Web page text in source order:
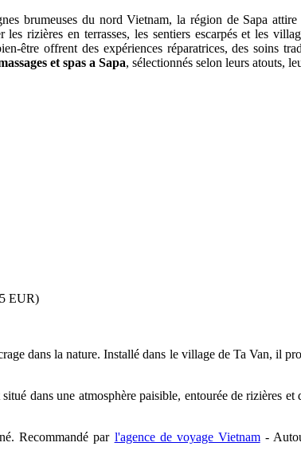
brumeuses du nord Vietnam, la région de Sapa
rizières en terrasses, les sentiers escarpés et les
être offrent des expériences réparatrices, des soins
et spas a Sapa, sélectionnés selon leurs atouts,
EUR)
dans la nature. Installé dans le village de Ta Van, il
dans une atmosphère paisible, entourée de rizières
Recommandé par l'agence de voyage Vietnam-